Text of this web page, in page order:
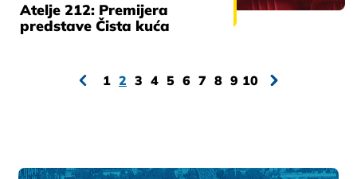
Atelje 212: Premijera
predstave Čista kuća
1 2 3 4 5 6 7 8 9 10